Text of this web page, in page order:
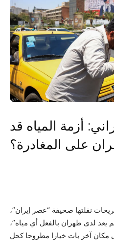
أزمة المياه قد
على المغادرة؟
نقلتها صحيفة “عصر إيران”،
يعد لدى طهران بالفعل أي مياه”،
مكان آخر بات خيارا مطروحا كحل